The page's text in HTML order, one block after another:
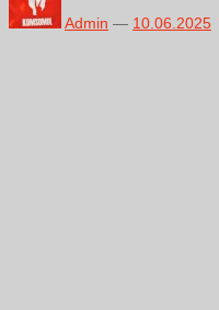
Admin — 10.06.2025